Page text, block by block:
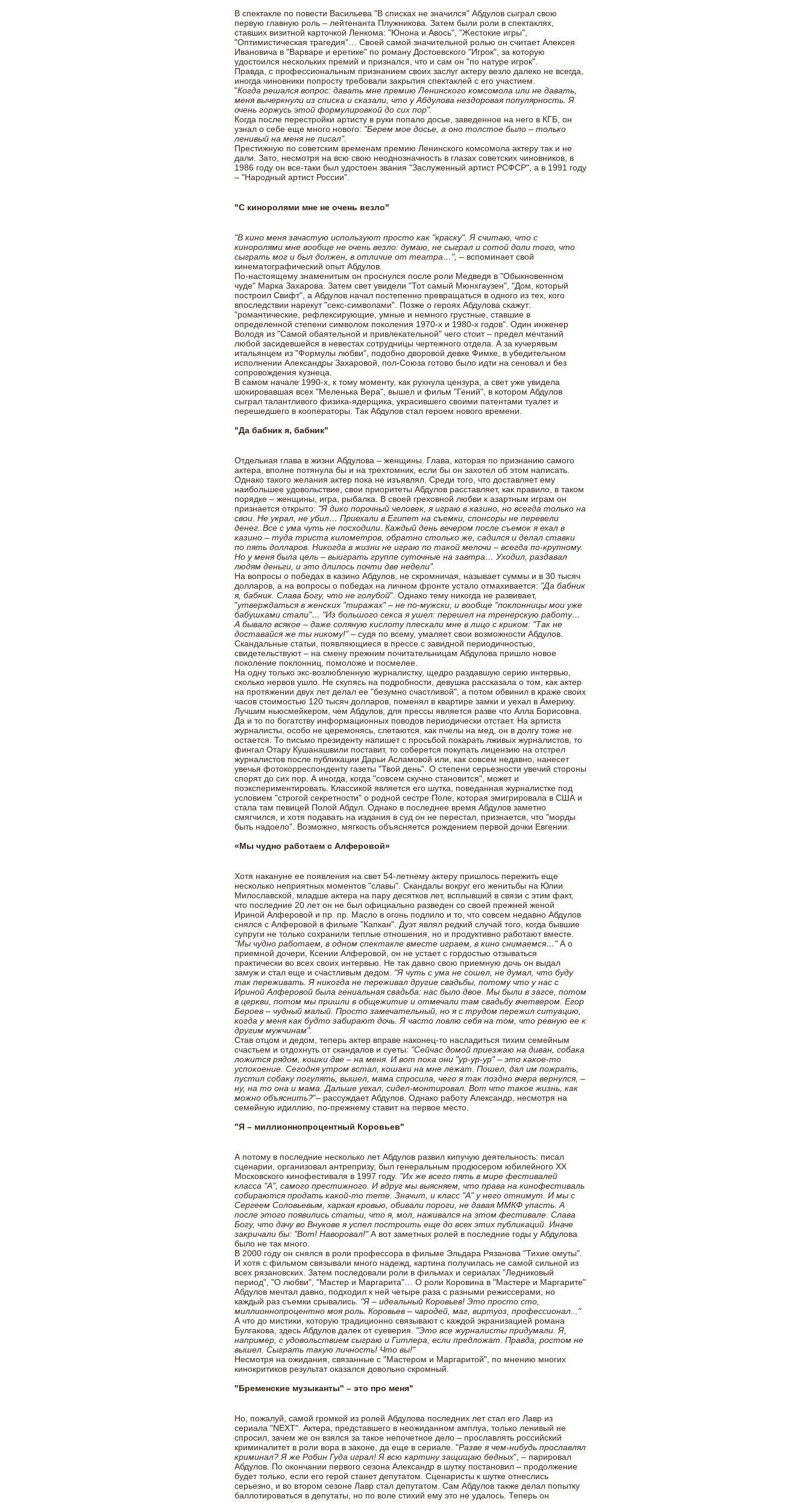
В спектакле по повести Васильева "В списках не значился" Абдулов сыграл свою
первую главную роль – лейтенанта Плужникова. Затем были роли в спектаклях,
ставших визитной карточкой Ленкома: "Юнона и Авось", "Жестокие игры",
"Оптимистическая трагедия"… Своей самой значительной ролью он считает Алексея
Ивановича в "Варваре и еретике" по роману Достоевского "Игрок", за которую
удостоился нескольких премий и признался, что и сам он "по натуре игрок".
Правда, с профессиональным признанием своих заслуг актеру везло далеко не всегда,
иногда чиновники попросту требовали закрытия спектаклей с его участием.
"Когда решался вопрос: давать мне премию Ленинского комсомола или не давать,
меня вычеркнули из списка и сказали, что у Абдулова нездоровая популярность. Я
очень горжусь этой формулировкой до сих пор".
Когда после перестройки артисту в руки попало досье, заведенное на него в КГБ, он
узнал о себе еще много нового: "Берем мое досье, а оно толстое было – только
ленивый на меня не писал".
Престижную по советским временам премию Ленинского комсомола актеру так и не
дали. Зато, несмотря на всю свою неоднозначность в глазах советских чиновников, в
1986 году он все-таки был удостоен звания "Заслуженный артист РСФСР", а в 1991 году
– "Народный артист России".
"С киноролями мне не очень везло"
"В кино меня зачастую используют просто как "краску". Я считаю, что с
киноролями мне вообще не очень везло: думаю, не сыграл и сотой доли того, что
сыграть мог и был должен, в отличие от театра…", – вспоминает свой
кинематографический опыт Абдулов.
По-настоящему знаменитым он проснулся после роли Медведя в "Обыкновенном
чуде" Марка Захарова. Затем свет увидели "Тот самый Мюнхгаузен", "Дом, который
построил Свифт", а Абдулов начал постепенно превращаться в одного из тех, кого
впоследствии нарекут "секс-символами". Позже о героях Абдулова скажут:
"романтические, рефлексирующие, умные и немного грустные, ставшие в
определенной степени символом поколения 1970-х и 1980-х годов". Один инженер
Володя из "Самой обаятельной и привлекательной" чего стоит – предел мечтаний
любой засидевшейся в невестах сотрудницы чертежного отдела. А за кучерявым
итальянцем из "Формулы любви", подобно дворовой девке Фимке, в убедительном
исполнении Александры Захаровой, пол-Союза готово было идти на сеновал и без
сопровождения кузнеца.
В самом начале 1990-х, к тому моменту, как рухнула цензура, а свет уже увидела
шокировавшая всех "Меленька Вера", вышел и фильм "Гений", в котором Абдулов
сыграл талантливого физика-ядерщика, украсившего своими патентами туалет и
перешедшего в кооператоры. Так Абдулов стал героем нового времени.
"Да бабник я, бабник"
Отдельная глава в жизни Абдулова – женщины. Глава, которая по признанию самого
актера, вполне потянула бы и на трехтомник, если бы он захотел об этом написать.
Однако такого желания актер пока не изъявлял. Среди того, что доставляет ему
наибольшее удовольствие, свои приоритеты Абдулов расставляет, как правило, в таком
порядке – женщины, игра, рыбалка. В своей греховной любви к азартным играм он
признается открыто: "Я дико порочный человек, я играю в казино, но всегда только на
свои. Не украл, не убил… Приехали в Египет на съемки, спонсоры не перевели
денег. Все с ума чуть не посходили. Каждый день вечером после съемок я ехал в
казино – туда триста километров, обратно столько же, садился и делал ставки
по пять долларов. Никогда в жизни не играю по такой мелочи – всегда по-крупному.
Но у меня была цель – выиграть группе суточные на завтра… Уходил, раздавал
людям деньги, и это длилось почти две недели".
На вопросы о победах в казино Абдулов, не скромничая, называет суммы и в 30 тысяч
долларов, а на вопросы о победах на личном фронте устало отмахивается: "Да бабник
я, бабник. Слава Богу, что не голубой". Однако тему никогда не развивает,
"утверждаться в женских "тиражах" – не по-мужски, и вообще "поклонницы мои уже
бабушками стали"… "Из большого секса я ушел: перешел на тренерскую работу…
А бывало всякое – даже соляную кислоту плескали мне в лицо с криком: "Так не
доставайся же ты никому!"– судя по всему, умаляет свои возможности Абдулов.
Скандальные статьи, появляющиеся в прессе с завидной периодичностью,
свидетельствуют – на смену прежним почитательницам Абдулова пришло новое
поколение поклонниц, помоложе и посмелее.
На одну только экс-возлюбленную журналистку, щедро раздавшую серию интервью,
сколько нервов ушло. Не скупясь на подробности, девушка рассказала о том, как актер
на протяжении двух лет делал ее "безумно счастливой", а потом обвинил в краже своих
часов стоимостью 120 тысяч долларов, поменял в квартире замки и уехал в Америку.
Лучшим ньюсмейкером, чем Абдулов, для прессы является разве что Алла Борисовна.
Да и то по богатству информационных поводов периодически отстает. На артиста
журналисты, особо не церемонясь, слетаются, как пчелы на мед, он в долгу тоже не
остается. То письмо президенту напишет с просьбой покарать лживых журналистов, то
фингал Отару Кушанашвили поставит, то соберется покупать лицензию на отстрел
журналистов после публикации Дарьи Асламовой или, как совсем недавно, нанесет
увечья фотокорреспонденту газеты "Твой день". О степени серьезности увечий стороны
спорят до сих пор. А иногда, когда "совсем скучно становится", может и
поэкспериментировать. Классикой является его шутка, поведанная журналистке под
условием "строгой секретности" о родной сестре Поле, которая эмигрировала в США и
стала там певицей Полой Абдул. Однако в последнее время Абдулов заметно
смягчился, и хотя подавать на издания в суд он не перестал, признается, что "морды
быть надоело". Возможно, мягкость объясняется рождением первой дочки Евгении.
«Мы чудно работаем с Алферовой»
Хотя накануне ее появления на свет 54-летнему актеру пришлось пережить еще
несколько неприятных моментов "славы". Скандалы вокруг его женитьбы на Юлии
Милославской, младше актера на пару десятков лет, всплывший в связи с этим факт,
что последние 20 лет он не был официально разведен со своей прежней женой
Ириной Алферовой и пр. пр. Масло в огонь подлило и то, что совсем недавно Абдулов
снялся с Алферовой в фильме "Капкан". Дуэт являл редкий случай того, когда бывшие
супруги не только сохранили теплые отношения, но и продуктивно работают вместе.
"Мы чудно работаем, в одном спектакле вместе играем, в кино снимаемся…"А о
приемной дочери, Ксении Алферовой, он не устает с гордостью отзываться
практически во всех своих интервью. Не так давно свою приемную дочь он выдал
замуж и стал еще и счастливым дедом. "Я чуть с ума не сошел, не думал, что буду
так переживать. Я никогда не переживал другие свадьбы, потому что у нас с
Ириной Алферовой была гениальная свадьба: нас было двое. Мы были в загсе, потом
в церкви, потом мы пришли в общежитие и отмечали там свадьбу вчетвером. Егор
Бероев – чудный малый. Просто замечательный, но я с трудом пережил ситуацию,
когда у меня как будто забирают дочь. Я часто ловлю себя на том, что ревную ее к
другим мужчинам".
Став отцом и дедом, теперь актер вправе наконец-то насладиться тихим семейным
счастьем и отдохнуть от скандалов и суеты: "Сейчас домой приезжаю на диван, собака
ложится рядом, кошки две – на меня. И вот пока они "ур-ур-ур" – это какое-то
успокоение. Сегодня утром встал, кошаки на мне лежат. Пошел, дал им пожрать,
пустил собаку погулять, вышел, мама спросила, чего я так поздно вчера вернулся, –
ну, на то она и мама. Дальше уехал, сидел-монтировал. Вот что такое жизнь, как
можно объяснить?"– рассуждает Абдулов. Однако работу Александр, несмотря на
семейную идиллию, по-прежнему ставит на первое место.
"Я – миллионнопроцентный Коровьев"
А потому в последние несколько лет Абдулов развил кипучую деятельность: писал
сценарии, организовал антрепризу, был генеральным продюсером юбилейного ХХ
Московского кинофестиваля в 1997 году. "Их же всего пять в мире фестивалей
класса "А", самого престижного. И вдруг мы выясняем, что права на кинофестиваль
собираются продать какой-то тете. Значит, и класс "А" у него отнимут. И мы с
Сергеем Соловьевым, харкая кровью, обивали пороги, не давая ММКФ упасть. А
после этого появились статьи, что я, мол, наживался на этом фестивале. Слава
Богу, что дачу во Внукове я успел построить еще до всех этих публикаций. Иначе
закричали бы: "Вот! Наворовал!"А вот заметных ролей в последние годы у Абдулова
было не так много.
В 2000 году он снялся в роли профессора в фильме Эльдара Рязанова "Тихие омуты".
И хотя с фильмом связывали много надежд, картина получилась не самой сильной из
всех рязановских. Затем последовали роли в фильмах и сериалах "Ледниковый
период", "О любви", "Мастер и Маргарита"… О роли Коровина в "Мастере и Маргарите"
Абдулов мечтал давно, подходил к ней четыре раза с разными режиссерами, но
каждый раз съемки срывались. "Я – идеальный Коровьев! Это просто сто,
миллионнопроцентно моя роль. Коровьев – чародей, маг, виртуоз, профессионал..."
А что до мистики, которую традиционно связывают с каждой экранизацией романа
Булгакова, здесь Абдулов далек от суеверия. "Это все журналисты придумали. Я,
например, с удовольствием сыграю и Гитлера, если предложат. Правда, ростом не
вышел. Сыграть такую личность! Что вы!"
Несмотря на ожидания, связанные с "Мастером и Маргаритой", по мнению многих
кинокритиков результат оказался довольно скромный.
"Бременские музыканты" – это про меня"
Но, пожалуй, самой громкой из ролей Абдулова последних лет стал его Лавр из
сериала "NEXT". Актера, представшего в неожиданном амплуа, только ленивый не
спросил, зачем же он взялся за такое непочетное дело – прославлять российский
криминалитет в роли вора в законе, да еще в сериале. "Разве я чем-нибудь прославлял
криминал? Я же Робин Гуда играл! Я всю картину защищаю бедных", – парировал
Абдулов. По окончании первого сезона Александр в шутку постановил – продолжение
будет только, если его герой станет депутатом. Сценаристы к шутке отнеслись
серьезно, и во втором сезоне Лавр стал депутатом. Сам Абдулов также делал попытку
баллотироваться в депутаты, но по воле стихий ему это не удалось. Теперь он